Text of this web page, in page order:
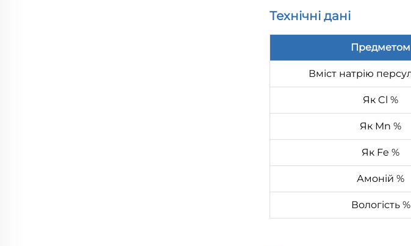
Технічні дані
Предметом
Вміст натрію
Як Cl %
Як Mn %
Як Fe %
Амоній %
Вологість %